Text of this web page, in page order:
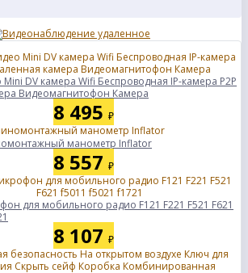
DV камера Wifi Беспроводная IP-камера P2P
Видеомагнитофон Камера
8 495 ₽
манометр Inflator
8 557 ₽
для мобильного радио F121 F221 F521 F621
8 107 ₽